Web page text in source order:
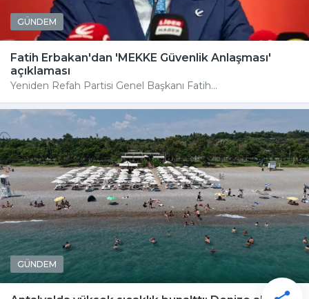
GÜNDEM
Fatih Erbakan'dan 'MEKKE Güvenlik Anlaşması'
açıklaması
Yeniden Refah Partisi Genel Başkanı Fatih...
GÜNDEM